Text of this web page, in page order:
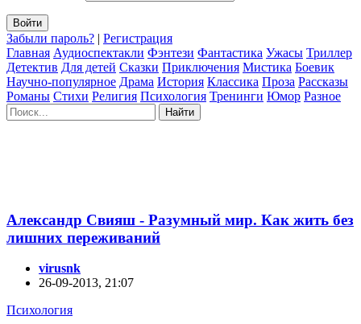
Войти
Забыли пароль? | Регистрация
Главная Аудиоспектакли Фэнтези Фантастика Ужасы Триллер
Детектив Для детей Сказки Приключения Мистика Боевик
Научно-популярное Драма История Классика Проза Рассказы
Романы Стихи Религия Психология Тренинги Юмор Разное
Найти
Александр Свияш - Разумный мир. Как жить без
лишних переживаний
virusnk
26-09-2013, 21:07
Психология